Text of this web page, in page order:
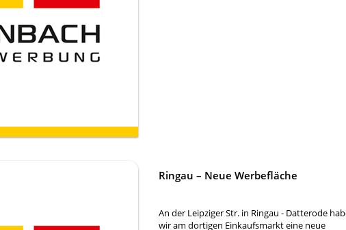
Ringau – Neue Werbefläche
An der Leipziger Str. in Ringau - Datterode
wir am dortigen Einkaufsmarkt eine neue